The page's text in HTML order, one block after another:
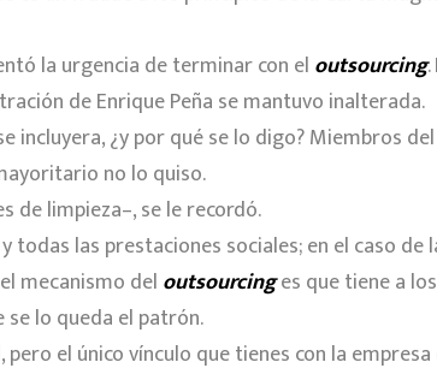
la urgencia de terminar con el outsourcing
de Enrique Peña se mantuvo inalterada.
¿y por qué se lo digo? Miembros
no lo quiso.
de limpieza–, se le recordó.
las prestaciones sociales; en el caso de
mecanismo del outsourcinges que tiene a
lo queda el patrón.
el único vínculo que tienes con la